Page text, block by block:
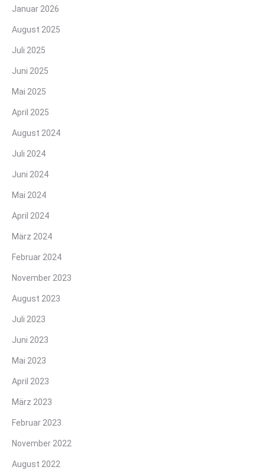
Januar 2026
August 2025
Juli 2025
Juni 2025
Mai 2025
April 2025
August 2024
Juli 2024
Juni 2024
Mai 2024
April 2024
März 2024
Februar 2024
November 2023
August 2023
Juli 2023
Juni 2023
Mai 2023
April 2023
März 2023
Februar 2023
November 2022
August 2022